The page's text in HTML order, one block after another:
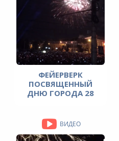
ФЕЙЕРВЕРК
ПОСВЯЩЕННЫЙ
ДНЮ ГОРОДА 28
ВИДЕО